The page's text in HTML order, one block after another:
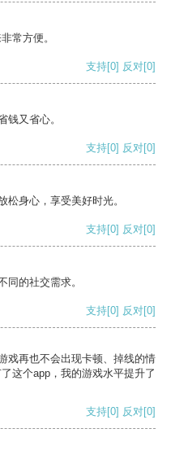
常方便。
支持[0] 反对[0]
钱又省心。
支持[0] 反对[0]
松身心，享受美好时光。
支持[0] 反对[0]
同的社交需求。
支持[0] 反对[0]
戏再也不会出现卡顿、掉线的情
这个app，我的游戏水平提升了
支持[0] 反对[0]